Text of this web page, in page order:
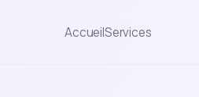
AccueilServices